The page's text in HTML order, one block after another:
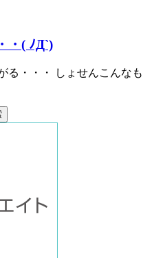
・( ﾉД`)
る・・・ しょせんこんなも